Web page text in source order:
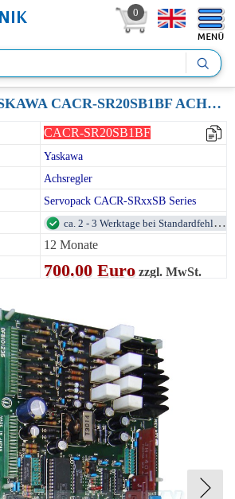
0
REPARATUR YASKAWA CACR-SR20SB1BF ACHSVERSTÄRKER 2.0KW 230VAC
CACR-SR20SB1BF
Yaskawa
Achsregler
Servopack CACR-SRxxSB Series
ca. 2 - 3 Werktage bei Standardfehlern
12 Monate
700.00 Eurozzgl. MwSt.